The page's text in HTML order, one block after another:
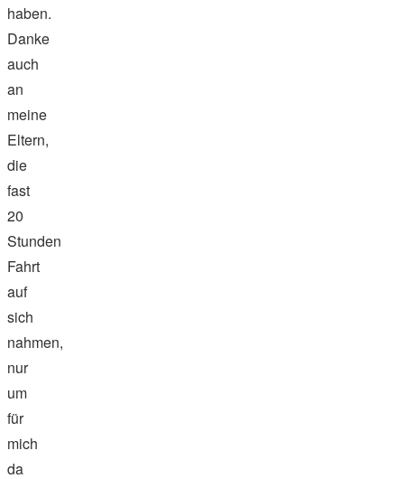
haben.
Danke
auch
an
meine
Eltern,
die
fast
20
Stunden
Fahrt
auf
sich
nahmen,
nur
um
für
mich
da